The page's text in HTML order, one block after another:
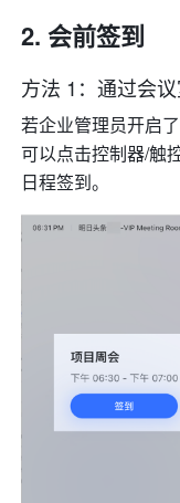
会前签到
方法 1：通过会
若企业管理员开启了
可以点击控制器/触
日程签到。